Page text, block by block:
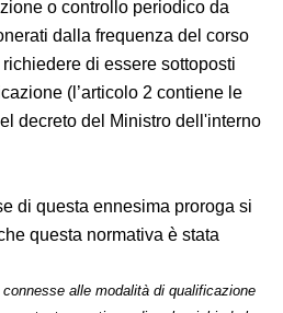
all’art. 2 stabilisce
di entrata in vigore delDM
attività di manutenzione o
tre anni sono esonerati
di formazione e possono
alla valutazione di
del Ministro dell'interno 1°
di questa ennesima proroga